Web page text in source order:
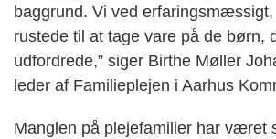
baggrund. Vi ved
rustede til at tage vare på de børn,
udfordrede,” siger Birthe Møller
leder af Familieplejen i Aarhus
Manglen på plejefamilier har været